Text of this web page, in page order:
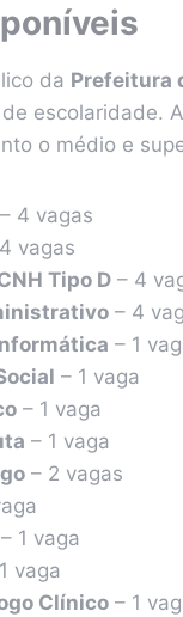
da Prefeitura
escolaridade.
o médio e
– 4 vagas
vagas
Tipo D – 4
– 4
– 1
– 1 vaga
– 1 vaga
– 1 vaga
– 2 vagas
– 1 vaga
vaga
Clínico – 1